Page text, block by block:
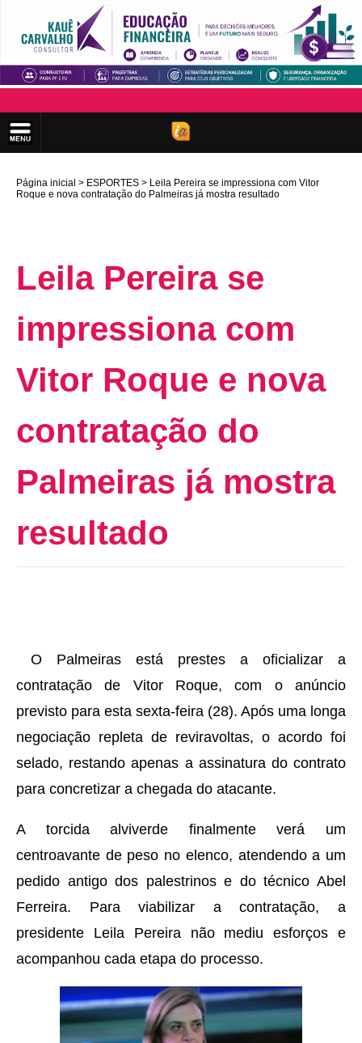
Página inicial ESPORTES
Leila Pereira se impressiona com Vitor
Roque e nova contratação do Palmeiras já mostra resultado
Leila Pereira se
impressiona com
Vitor Roque e nova
contratação do
Palmeiras já mostra
resultado
O Palmeiras está prestes a oficializar a
contratação de Vitor Roque, com o anúncio
previsto para esta sexta-feira (28). Após uma longa
negociação repleta de reviravoltas, o acordo foi
selado, restando apenas a assinatura do contrato
para concretizar a chegada do atacante.
A torcida alviverde finalmente verá um
centroavante de peso no elenco, atendendo a um
pedido antigo dos palestrinos e do técnico Abel
Ferreira. Para viabilizar a contratação, a
presidente Leila Pereira não mediu esforços e
acompanhou cada etapa do processo.